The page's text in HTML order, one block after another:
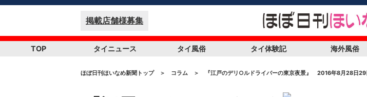
掲載店舗様募集
TOP タイニュース タイ風俗 タイ体験記 海外風俗
ほぼ日刊ほいなめ新聞トップ ＞ コラム ＞ 『江戸のデリ○ルドライバーの東京夜景』 2016年8月28日